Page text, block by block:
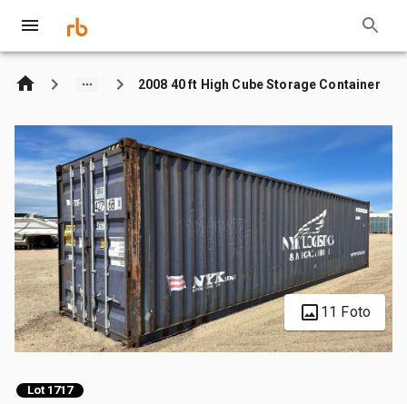
2008 40 ft High Cube Storage Container
11 Foto
Lot 1717